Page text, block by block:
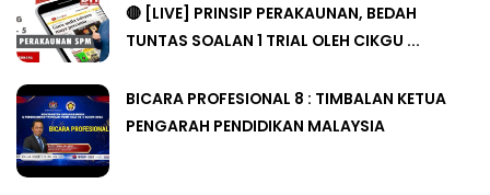
🔴 [LIVE] PRINSIP PERAKAUNAN, BEDAH
TUNTAS SOALAN 1 TRIAL OLEH CIKGU ...
BICARA PROFESIONAL 8 : TIMBALAN KETUA
PENGARAH PENDIDIKAN MALAYSIA